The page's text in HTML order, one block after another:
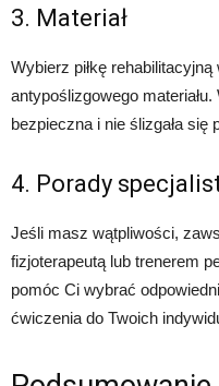
3. Materiał
Wybierz piłkę
antypoślizgowego materiału.
bezpieczna i nie ślizgała się
4. Porady
Jeśli masz wątpliwości,
fizjoterapeutą lub trenerem
pomóc Ci wybrać
ćwiczenia do Twoich